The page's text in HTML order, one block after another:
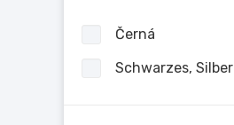
Černá
Schwarzes, Silber